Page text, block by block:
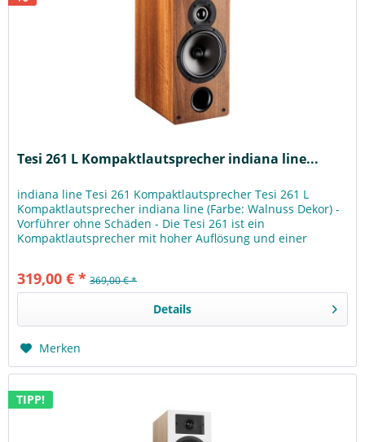
Tesi 261 L Kompaktlautsprecher indiana line...
indiana line Tesi 261 Kompaktlautsprecher Tesi 261 L
Kompaktlautsprecher indiana line (Farbe: Walnuss Dekor) -
Vorführer ohne Schäden - Die Tesi 261 ist ein
Kompaktlautsprecher mit hoher Auflösung und einer
319,00 € * 369,00 € *
Details
Merken
TIPP!